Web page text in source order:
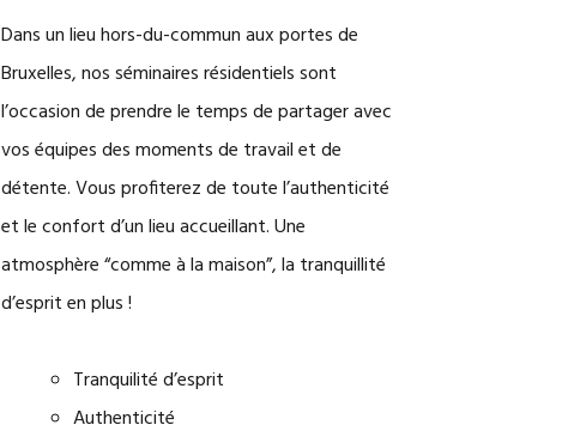
​​Dans un lieu hors-du-commun aux portes de
Bruxelles, nos séminaires résidentiels sont
l’occasion de prendre le temps de partager avec
vos équipes des moments de travail et de
détente. Vous profiterez de toute l’authenticité
et le confort d’un lieu accueillant. Une
atmosphère “comme à la maison”, la tranquillité
d’esprit en plus !
Tranquilité d’esprit
Authenticité